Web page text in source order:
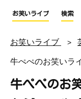
お笑いライブ 検索
お笑いライブ
牛ぺぺのお笑いラ
牛ぺぺのお